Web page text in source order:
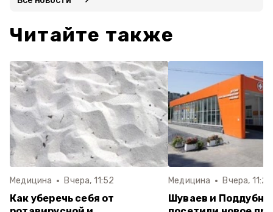
Читайте также
Медицина Вчера, 11:52
Как уберечь себя от
Медицина Вчера, 11:26
Шуваев и